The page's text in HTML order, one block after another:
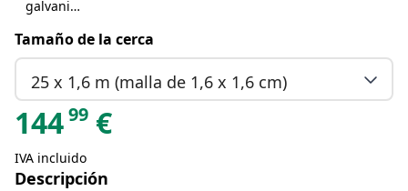
galvaniza
Tamaño de la cerca
25 x 1,6 m (malla de 1,6 x 1,6 cm)
14499 €
IVA incluido
Descripción